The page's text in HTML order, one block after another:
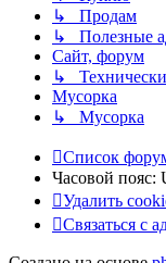
↳ Продам
↳ Полезные
Сайт, форум
↳
Мусорка
↳ Мусорка
Список
Часовой пояс:
Удалить
Связаться с